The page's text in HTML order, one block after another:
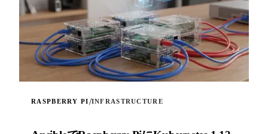
RASPBERRY PI/INFRASTRUCTURE